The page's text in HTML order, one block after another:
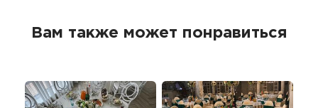
Вам также может понравиться